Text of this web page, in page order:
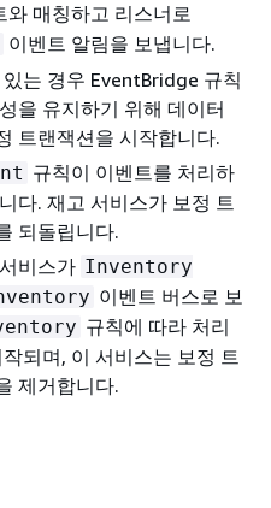
와 매칭하고 리스너로
이벤트 알림을 보냅니다.
는 경우 EventBridge 규칙
을 유지하기 위해 데이터
트랜잭션을 시작합니다.
규칙이 이벤트를 처리하
다. 재고 서비스가 보정 트
되돌립니다.
비스가 Inventory
이벤트 버스로 보
규칙에 따라 처리
되며, 이 서비스는 보정 트
제거합니다.